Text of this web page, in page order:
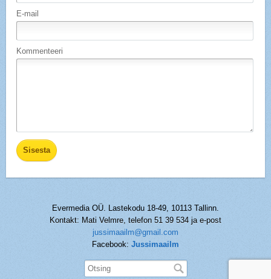
E-mail
Kommenteeri
Evermedia OÜ. Lastekodu 18-49, 10113 Tallinn.
Kontakt: Mati Velmre, telefon 51 39 534 ja e-post
jussimaailm@gmail.com
Facebook: Jussimaailm